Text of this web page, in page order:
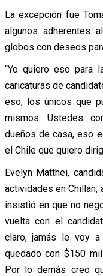
La excepción fue
algunos adherentes
globos con deseos
“Yo quiero eso para
caricaturas de
eso, los únicos que
mismos. Ustedes
dueños de casa, eso
el Chile que quiero
Evelyn Matthei,
actividades en Chillán,
insistió en que no
vuelta con el
claro, jamás le voy
quedado con $150
Por lo demás creo